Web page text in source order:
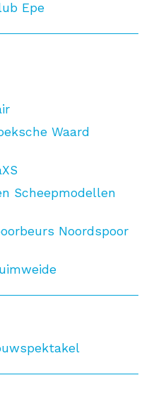
Epe
Waard
Scheepmodellen
Noordspoor